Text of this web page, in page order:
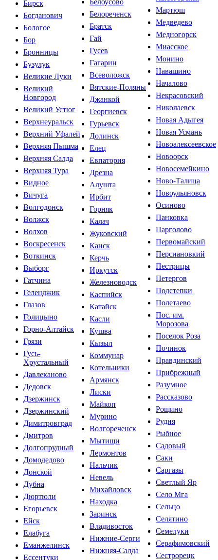
Бирск
Богданович
Бологое
Бор
Бронницы
Бузулук
Великие Луки
Великий
Новгород
Великий Устюг
Верхнеуральск
Верхний Уфалей
Верхняя Пышма
Верхняя Салда
Верхняя Тура
Видное
Вичуга
Волгодонск
Волжск
Волхов
Воскресенск
Воткинск
Выборг
Гатчина
Геленджик
Глазов
Голицыно
Горно-Алтайск
Грязи
Гусь-
Хрустальный
Давлеканово
Дедовск
Дзержинск
Дзержинский
Димитровград
Дмитров
Долгопрудный
Домодедово
Донской
Дубна
Дюртюли
Егорьевск
Ейск
Елабуга
Еманжелинск
Ессентуки
Белореченск
Братск
Гай
Гусев
Гагарин
Всеволожск
Вятские-Поляны
Джанкой
Георгиевск
Гурьевск
Долинск
Елец
Евпатория
Дрезна
Алушта
Ирбит
Горняк
Калач
Жуковский
Канск
Керчь
Иркутск
Железноводск
Каспийск
Катайск
Касли
Кушва
Кызыл
Коммунар
Котельники
Армянск
Лиски
Майкоп
Мурино
Волгореченск
Мытищи
Лермонтов
Нальчик
Невель
Михайловск
Находка
Заринск
Владивосток
Нижние-Серги
Нижняя-Салда
Мартюш
Медведево
Медногорск
Миасское
Монино
Навашино
Началово
Некрасовский
Николаевск
Новая Адыгея
Новая Усмань
Новоалексеевское
Новоорск
Новосемейкино
Ново-Талица
Новоульяновск
Осиново
Панковка
Парголово
Первомайский
Персиановкий
Пестрицы
Петергов
Подстепки
Полетаево
Пос. им.
Морозова
Поселок Роза
Починок
Правдинский
Прибрежный
Разумное
Рассказово
Рощино
Рудня
Рыбное
Садовый
Саки
Саргазы
Светлый Яр
Село Мга
Сельцо
Селятино
Семелуки
Серафимовский
Сестрорецк